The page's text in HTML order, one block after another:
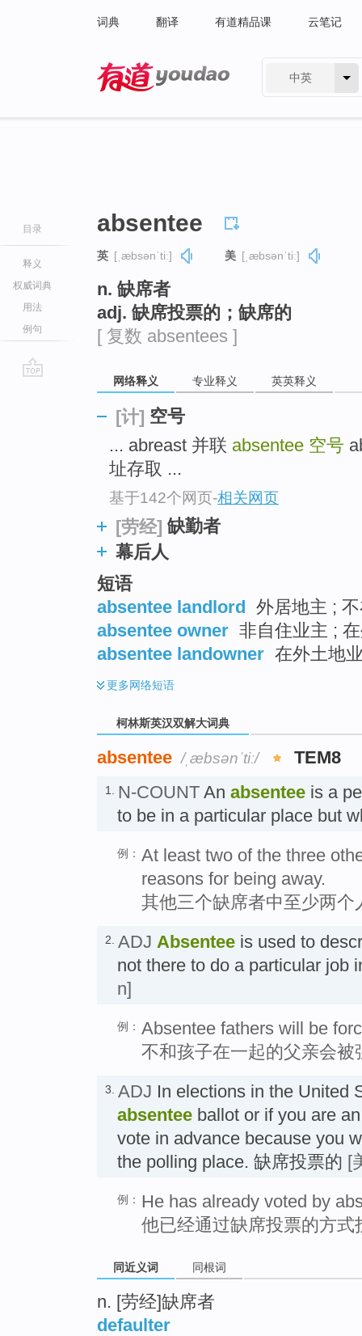
词典 翻译 有道精品课 云笔记
中英
目录
释义
权威词典
用法
例句
absentee
英 [ˌæbsənˈtiː] 美 [ˌæbsənˈtiː]
n. 缺席者
adj. 缺席投票的；缺席的
[ 复数 absentees ]
网络释义 专业释义 英英释义
[计] 空号
... abreast 并联 absentee 空号
址存取 ...
基于142个网页-相关网页
[劳经] 缺勤者
幕后人
短语
absentee landlord 外居地主 ;
absentee owner 非自住业主 ;
absentee landowner 在外土地
更多网络短语
柯林斯英汉双解大词典
absentee /ˌæbsənˈtiː/ TEM8
1. N-COUNT An absentee is a
to be in a particular place but
例： At least two of the three
reasons for being away.
其他三个缺席者中至少两
2. ADJ Absentee is used to
not there to do a particular job
n]
例： Absentee fathers will be
不和孩子在一起的父亲会
3. ADJ In elections in the United
absentee ballot or if you are
vote in advance because you
the polling place. 缺席投票的 [
例： He has already voted by
他已经通过缺席投票的方式
同近义词 同根词
n. [劳经]缺席者
defaulter